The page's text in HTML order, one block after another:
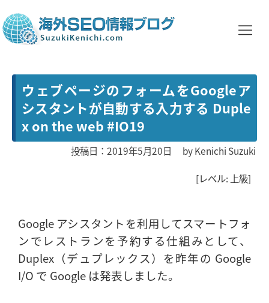
ウェブページのフォームをGoogleア
シスタントが自動する入力する Duple
x on the web #IO19
投稿日：2019年5月20日 byKenichi Suzuki
[レベル: 上級]
Google アシスタントを利用してスマートフォ
ンでレストランを予約する仕組みとして、
Duplex（デュプレックス）を昨年の Google
I/O で Google は発表しました。